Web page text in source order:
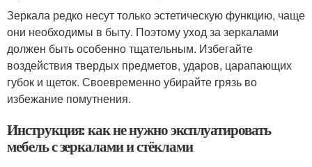
Зеркала редко несут только эстетическую функцию, чаще
они необходимы в быту. Поэтому уход за зеркалами
должен быть особенно тщательным. Избегайте
воздействия твердых предметов, ударов, царапающих
губок и щеток. Своевременно убирайте грязь во
избежание помутнения.
Инструкция: как не нужно эксплуатировать
мебель с зеркалами и стёклами